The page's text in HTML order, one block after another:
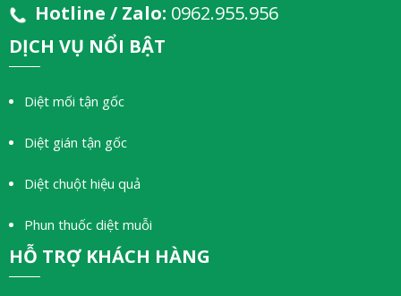
Hotline / Zalo: 0962.955.956
DỊCH VỤ NỔI BẬT
Diệt mối tận gốc
Diệt gián tận gốc
Diệt chuột hiệu quả
Phun thuốc diệt muỗi
HỖ TRỢ KHÁCH HÀNG